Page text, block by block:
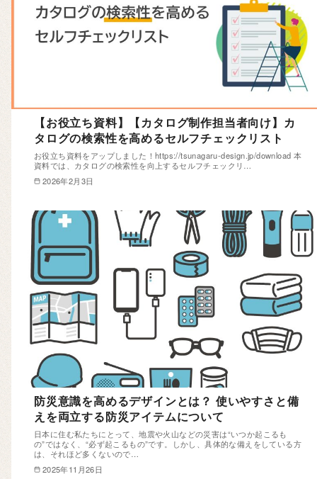
【お役立ち資料】【カタログ制作担当者向け】カ
タログの検索性を高めるセルフチェックリスト
お役立ち資料をアップしました！https://tsunagaru-design.jp/download 本
資料では、カタログの検索性を向上するセルフチェックリ…
2026年2月3日
防災意識を高めるデザインとは？ 使いやすさと備
えを両立する防災アイテムについて
日本に住む私たちにとって、地震や火山などの災害は“いつか起こるも
の”ではなく、“必ず起こるもの”です。しかし、具体的な備えをしている方
は、それほど多くないので…
2025年11月26日